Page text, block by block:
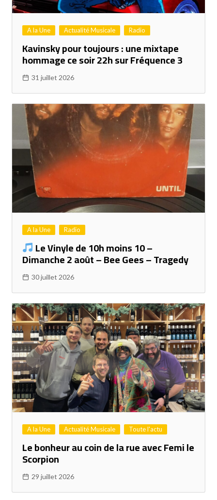
A la Une Actualité Musicale Radio
Kavinsky pour toujours : une mixtape
hommage ce soir 22h sur Fréquence 3
31 juillet 2026
A la Une Radio
Le Vinyle de 10h moins 10 –
Dimanche 2 août – Bee Gees – Tragedy
30 juillet 2026
A la Une Actualité Musicale Toute l'actu
Le bonheur au coin de la rue avec Femi le
Scorpion
29 juillet 2026